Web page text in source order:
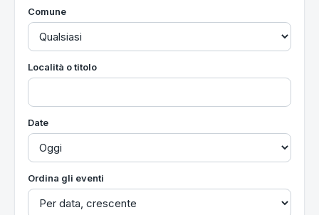
Comune
Località o titolo
Date
Ordina gli eventi